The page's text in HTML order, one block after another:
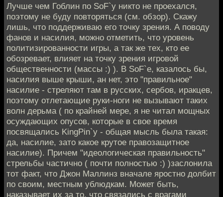
Лучше чем Гоблин по SoF`у никто не проехался,
поэтому не буду повторяться (см. обзор). Скажу
лишь, что поддерживаю его точку зрения. А поводу
фанов и насилия, можно отметить, что уровень
политизированности игры, а так же тех, кто ее
обозревает, влияет на точку зрения игровой
общественности (массы :) ). B SoF`е, казалось бы,
насилия выше крыши, ан нет, это "правильное"
насилие - стреляют там в русских, сербов, иракцев,
поэтому отлетающие руки-ноги не вызывают таких
волн дерьма ( по крайней мере, я не читал мощных
осуждающих опусов, которые в свое время
посвящались KingPin`у - общая мысль была такая:
да, насилие, зато какое крутое правозащитное
насилие). Причем "идеологическая правильность"
стрельбы частично ( почти полностью :) )заслонила
тот факт, что Джон Маллинз вначале яростно долбит
по своим, местным ублюдкам. Может быть,
наказывает их за то, что связались с врагами